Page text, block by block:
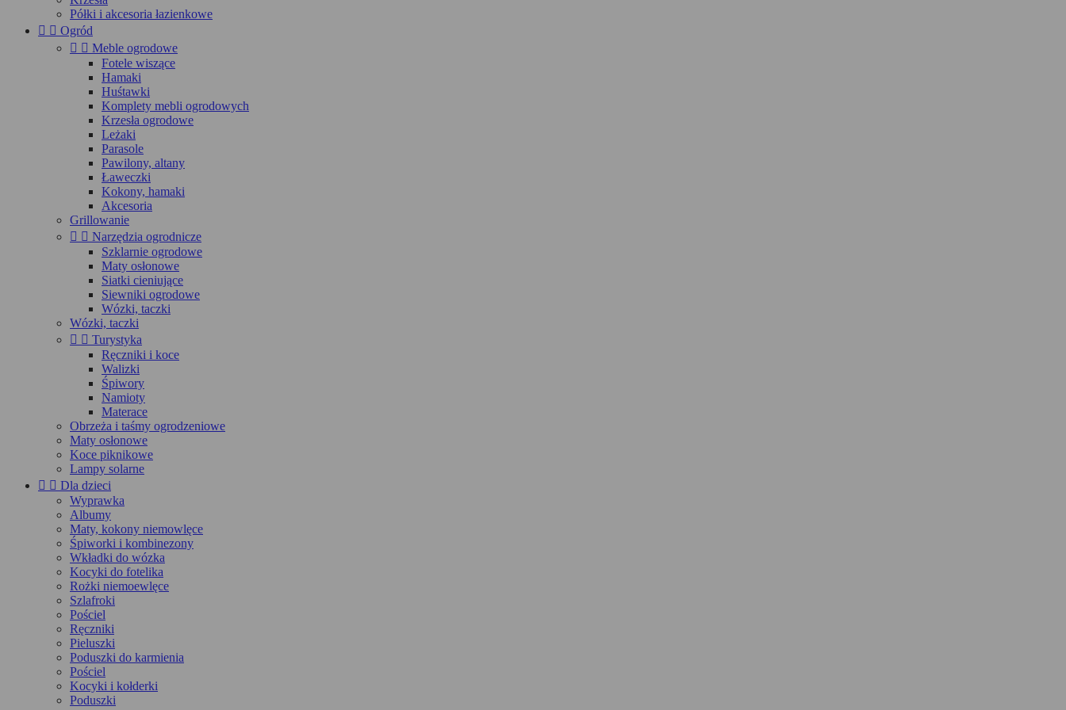
Półki i akcesoria łazienkowe
  Ogród
  Meble ogrodowe
Fotele wiszące
Hamaki
Huśtawki
Komplety mebli ogrodowych
Krzesła ogrodowe
Leżaki
Parasole
Pawilony, altany
Ławeczki
Kokony, hamaki
Akcesoria
Grillowanie
  Narzędzia ogrodnicze
Szklarnie ogrodowe
Maty osłonowe
Siatki cieniujące
Siewniki ogrodowe
Wózki, taczki
Wózki, taczki
  Turystyka
Ręczniki i koce
Walizki
Śpiwory
Namioty
Materace
Obrzeża i taśmy ogrodzeniowe
Maty osłonowe
Koce piknikowe
Lampy solarne
  Dla dzieci
Wyprawka
Albumy
Maty, kokony niemowlęce
Śpiworki i kombinezony
Wkładki do wózka
Kocyki do fotelika
Rożki niemoewlęce
Szlafroki
Pościel
Ręczniki
Pieluszki
Poduszki do karmienia
Pościel
Kocyki i kołderki
Poduszki